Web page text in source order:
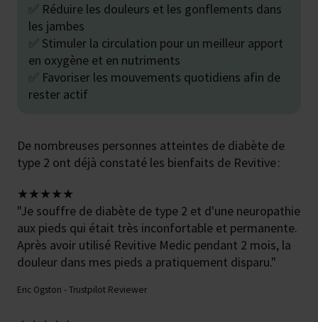
✅ Réduire les douleurs et les gonflements dans
les jambes
✅ Stimuler la circulation pour un meilleur apport
en oxygène et en nutriments
✅ Favoriser les mouvements quotidiens afin de
rester actif
De nombreuses personnes atteintes de diabète de
type 2 ont déjà constaté les bienfaits de Revitive :
★★★★★
"Je souffre de diabète de type 2 et d'une neuropathie
aux pieds qui était très inconfortable et permanente.
Après avoir utilisé Revitive Medic pendant 2 mois, la
douleur dans mes pieds a pratiquement disparu."
Eric Ogston -Trustpilot Reviewer